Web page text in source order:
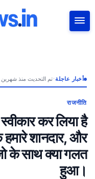
أخبار عاجلة•تم التحديث منذ شهرين
राजनीति
कर लिया है
हमारे शानदार, और
के साथ क्या गलत
हुआ।